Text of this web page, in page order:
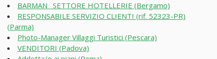
BARMAN_ SETTORE HOTELLERIE (Bergamo)
RESPONSABILE SERVIZIO CLIENTI (rif. 52323-PR)
(Parma)
Photo-Manager Villaggi Turistici (Pescara)
VENDITORI (Padova)